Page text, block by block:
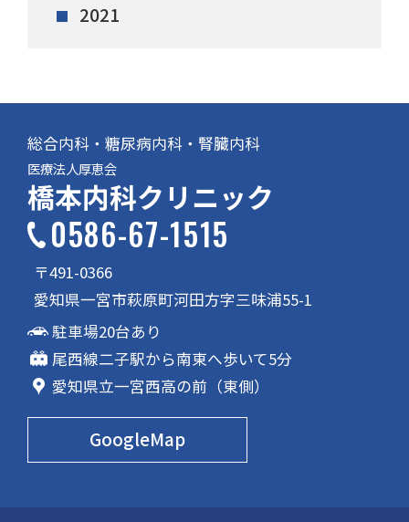
2021
総合内科・糖尿病内科・腎臓内科
医療法人厚恵会
橋本内科クリニック
0586-67-1515
〒491-0366
愛知県一宮市萩原町河田方字三味浦55-1
GoogleMap
駐車場20台あり
尾西線二子駅から南東へ歩いて5分
愛知県立一宮西高の前（東側）